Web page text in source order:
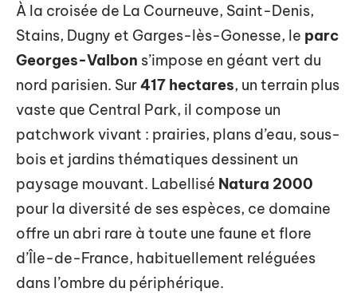
À la croisée de La Courneuve, Saint-Denis,
Stains, Dugny et Garges-lès-Gonesse, le parc
Georges-Valbon s’impose en géant vert du
nord parisien. Sur417 hectares, un terrain plus
vaste que Central Park, il compose un
patchwork vivant : prairies, plans d’eau, sous-
bois et jardins thématiques dessinent un
paysage mouvant. Labellisé Natura 2000
pour la diversité de ses espèces, ce domaine
offre un abri rare à toute une faune et flore
d’Île-de-France, habituellement reléguées
dans l’ombre du périphérique.